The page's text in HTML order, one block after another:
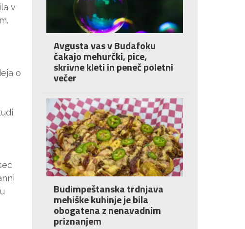
v
o
Avgusta vas v Budafoku
čakajo mehurčki, pice,
skrivne kleti in peneč poletni
večer
Budimpeštanska trdnjava
mehiške kuhinje je bila
obogatena z nenavadnim
priznanjem